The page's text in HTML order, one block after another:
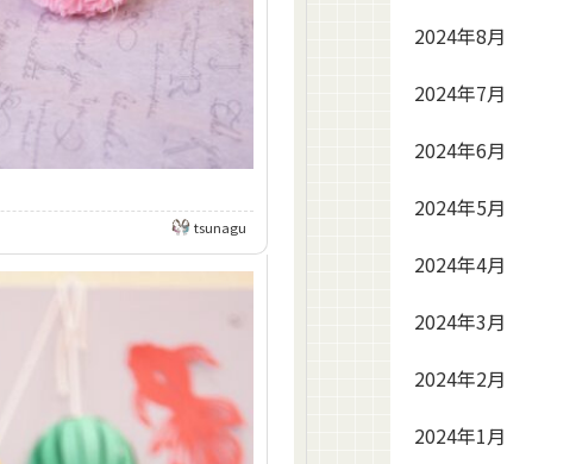
tsunagu
2024年8月
2024年7月
2024年6月
2024年5月
2024年4月
2024年3月
2024年2月
2024年1月